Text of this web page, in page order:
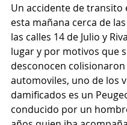
Un accidente de transito
esta mañana cerca de
las calles 14 de Julio y
lugar y por motivos que
desconocen colisionaron
automoviles, uno de los
damificados es un
conducido por un